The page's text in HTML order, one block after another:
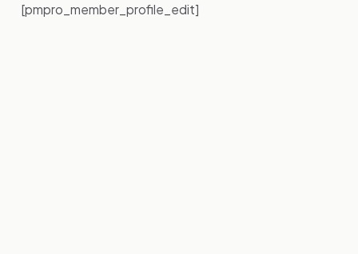
[pmpro_member_profile_edit]